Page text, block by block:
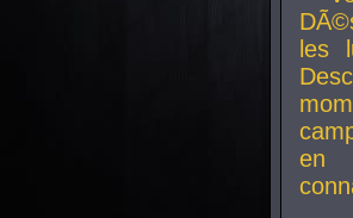
les
en